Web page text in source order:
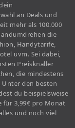
an Deals und
mehr als 100.000
die
Handytarife,
uvm. Sei dabei,
Preisknaller
die mindestens
Unter den besten
du beispielsweise
für 3,99€ pro Monat
und noch viel